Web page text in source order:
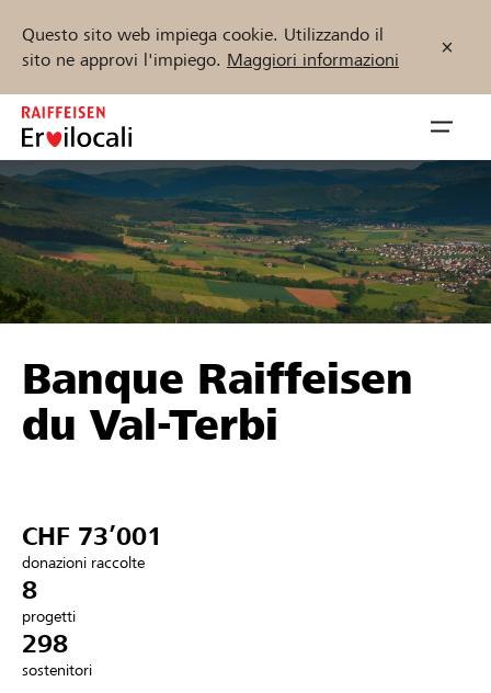
Questo sito web impiega cookie. Utilizzando il
sito ne approvi l'impiego. Maggiori informazioni
Zum
Inhalt
springen
öffnen
Sostenere
Aiuto & supporto
Collegarsi
Trova progetti e organizzazioni
Inizia ora
Banque Raiffeisen
du Val-Terbi
CHF 73’001
donazioni raccolte
8
progetti
298
sostenitori